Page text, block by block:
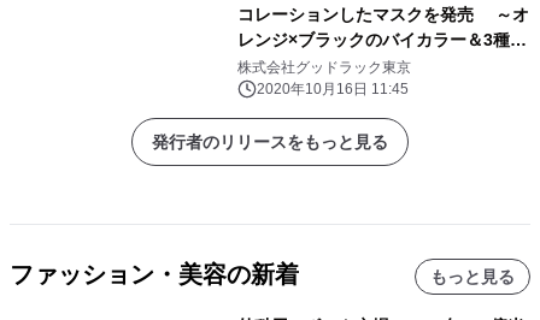
コレーションしたマスクを発売 ～オ
レンジ×ブラックのバイカラー＆3種の
モチーフ～
株式会社グッドラック東京
2020年10月16日 11:45
発行者のリリースをもっと見る
ファッション・美容の新着 もっと見る